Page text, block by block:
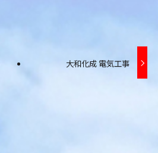
大和化成 電気工事